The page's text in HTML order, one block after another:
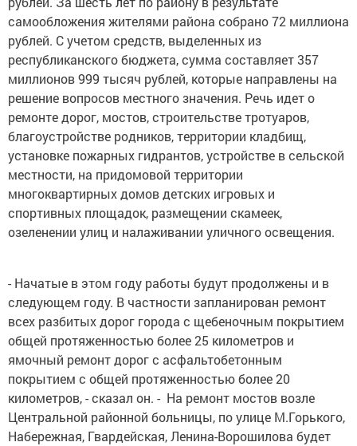
самообложения жителями района собрано 72 миллиона
рублей. С учетом средств, выделенных из
республиканского бюджета, сумма составляет 357
миллионов 999 тысяч рублей, которые направлены на
решение вопросов местного значения. Речь идет о
ремонте дорог, мостов, строительстве тротуаров,
благоустройстве родников, территории кладбищ,
установке пожарных гидрантов, устройстве в сельской
местности, на придомовой территории
многоквартирных домов детских игровых и
спортивных площадок, размещении скамеек,
озеленении улиц и налаживании уличного освещения.
- Начатые в этом году работы будут продолжены и в
следующем году. В частности запланирован ремонт
всех разбитых дорог города с щебеночным покрытием
общей протяженностью более 25 километров и
ямочный ремонт дорог с асфальтобетонным
покрытием с общей протяженностью более 20
километров, - сказал он. - На ремонт мостов возле
Центральной районной больницы, по улице М.Горького,
Набережная, Гвардейская, Ленина-Ворошилова будет